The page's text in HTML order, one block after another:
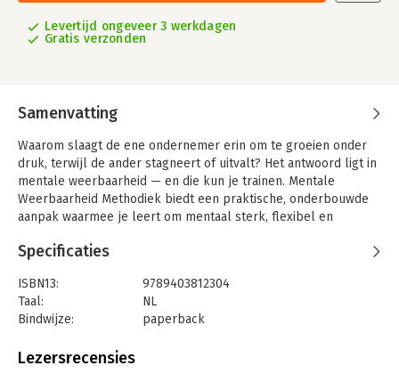
Levertijd ongeveer 3 werkdagen
Gratis verzonden
Samenvatting
Waarom slaagt de ene ondernemer erin om te groeien onder
druk, terwijl de ander stagneert of uitvalt? Het antwoord ligt in
mentale weerbaarheid — en die kun je trainen. Mentale
Weerbaarheid Methodiek biedt een praktische, onderbouwde
aanpak waarmee je leert om mentaal sterk, flexibel en
Gebaseerd op vijf jaar wetenschappelijk onderzoek en
ervaringen met meer dan 1.200 ondernemers, vertaalt dit boek
inzichten uit de neuropsychologie, gedragswetenschap en
positieve psychologie naar een concreet stappenplan. Je
systematisch veerkracht opbouwt en hoe je emoties beter
Specificaties
ISBN13:
9789403812304
Taal:
NL
Bindwijze:
paperback
Uitgever:
Lezersrecensies